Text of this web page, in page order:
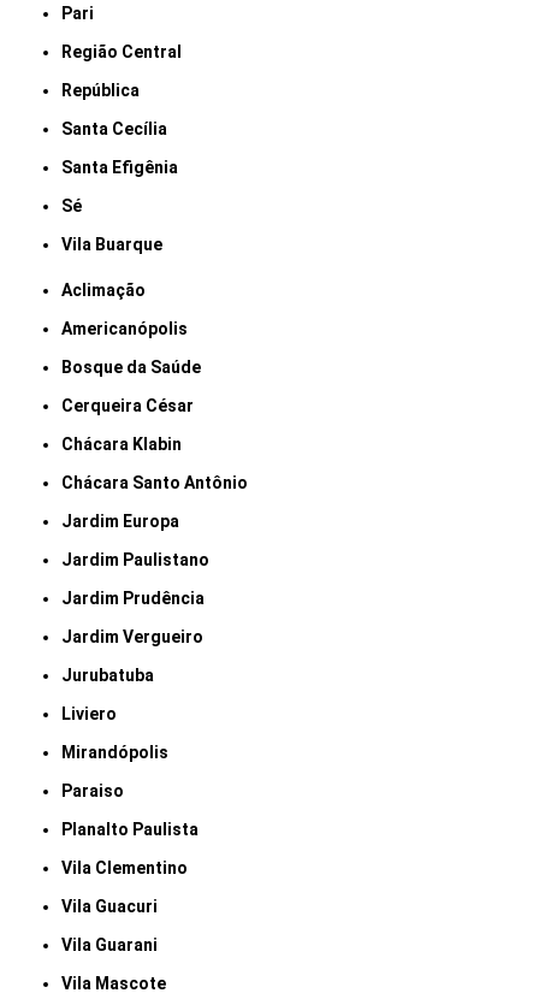
Pari
Região Central
República
Santa Cecília
Santa Efigênia
Sé
Vila Buarque
Aclimação
Americanópolis
Bosque da Saúde
Cerqueira César
Chácara Klabin
Chácara Santo Antônio
Jardim Europa
Jardim Paulistano
Jardim Prudência
Jardim Vergueiro
Jurubatuba
Liviero
Mirandópolis
Paraiso
Planalto Paulista
Vila Clementino
Vila Guacuri
Vila Guarani
Vila Mascote